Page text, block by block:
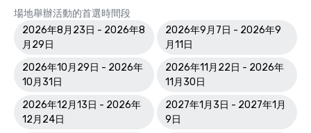
場地舉辦活動的首選時間段
2026年8月23日 - 2026年8
月29日
2026年9月7日 - 2026年9
月11日
2026年10月29日 - 2026年
10月31日
2026年11月22日 - 2026年
11月30日
2026年12月13日 - 2026年
12月24日
2027年1月3日 - 2027年1月
9日